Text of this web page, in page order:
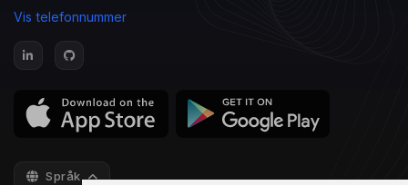
Vis telefonnummer
Språk